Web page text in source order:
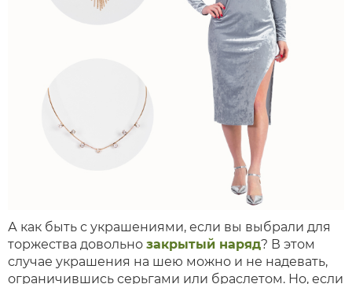
А как быть с украшениями, если вы выбрали для
торжества довольно закрытый наряд? В этом
случае украшения на шею можно и не надевать,
ограничившись серьгами или браслетом. Но, если